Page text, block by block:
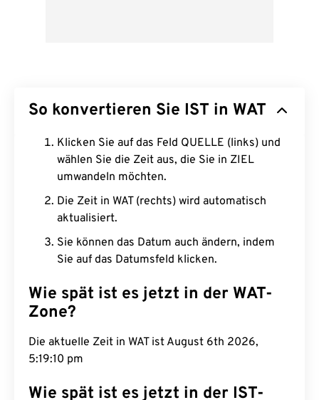
So konvertieren Sie IST in WAT
Klicken Sie auf das Feld QUELLE (links) und
wählen Sie die Zeit aus, die Sie in ZIEL
umwandeln möchten.
Die Zeit in WAT (rechts) wird automatisch
aktualisiert.
Sie können das Datum auch ändern, indem
Sie auf das Datumsfeld klicken.
Wie spät ist es jetzt in der WAT-
Zone?
Die aktuelle Zeit in WAT ist August 6th 2026,
5:19:11 pm
Wie spät ist es jetzt in der IST-